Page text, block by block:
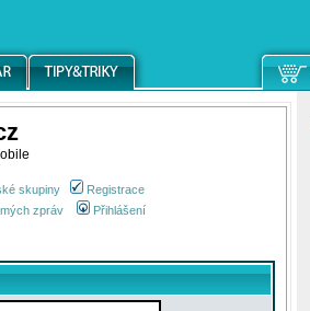
skupiny
Registrace
zpráv Přihlášení